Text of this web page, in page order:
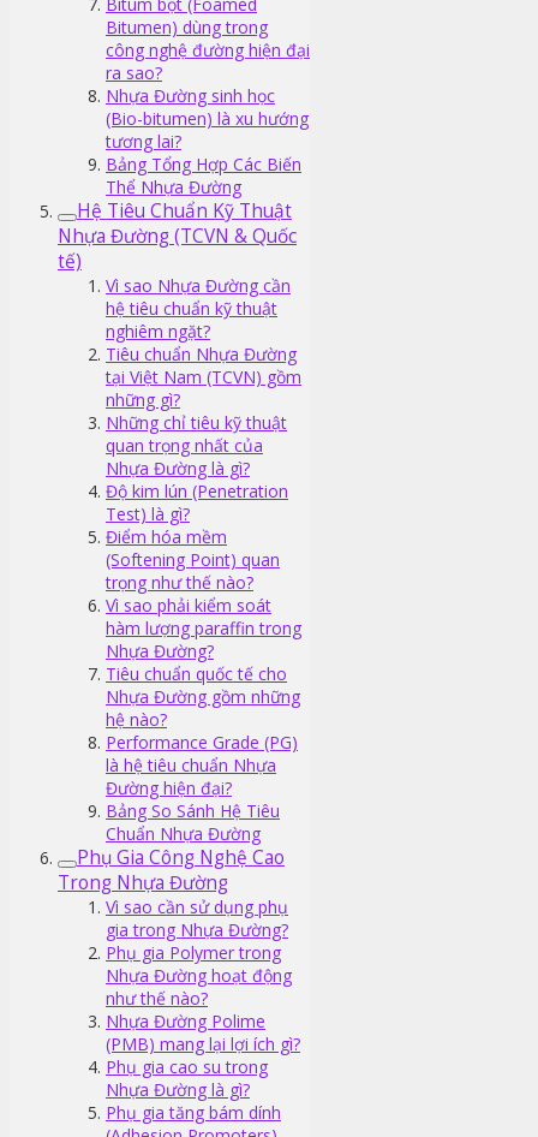
Bitumen) dùng trong
công nghệ đường hiện đại
ra sao?
Nhựa Đường sinh học
(Bio-bitumen) là xu hướng
tương lai?
Bảng Tổng Hợp Các Biến
Thể Nhựa Đường
Hệ Tiêu Chuẩn Kỹ Thuật
Nhựa Đường (TCVN & Quốc
tế)
Vì sao Nhựa Đường cần
hệ tiêu chuẩn kỹ thuật
nghiêm ngặt?
Tiêu chuẩn Nhựa Đường
tại Việt Nam (TCVN) gồm
những gì?
Những chỉ tiêu kỹ thuật
quan trọng nhất của
Nhựa Đường là gì?
Độ kim lún (Penetration
Test) là gì?
Điểm hóa mềm
(Softening Point) quan
trọng như thế nào?
Vì sao phải kiểm soát
hàm lượng paraffin trong
Nhựa Đường?
Tiêu chuẩn quốc tế cho
Nhựa Đường gồm những
hệ nào?
Performance Grade (PG)
là hệ tiêu chuẩn Nhựa
Đường hiện đại?
Bảng So Sánh Hệ Tiêu
Chuẩn Nhựa Đường
Phụ Gia Công Nghệ Cao
Trong Nhựa Đường
Vì sao cần sử dụng phụ
gia trong Nhựa Đường?
Phụ gia Polymer trong
Nhựa Đường hoạt động
như thế nào?
Nhựa Đường Polime
(PMB) mang lại lợi ích gì?
Phụ gia cao su trong
Nhựa Đường là gì?
Phụ gia tăng bám dính